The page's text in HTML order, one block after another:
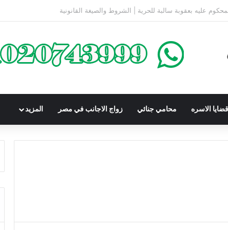
تحت الإنشاء | أهم البنود التي تحمي المشتري في القانون المصري
الاسره محامي جنائي زواج الاجانب في مصر المزيد